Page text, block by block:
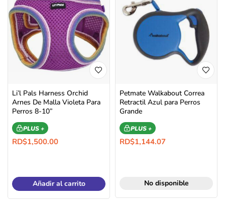
Li’l Pals Harness Orchid
Arnes De Malla Violeta Para
Perros 8-10”
PLUS +
RD$1,500.00
Añadir al carrito
Petmate Walkabout Correa
Retractil Azul para Perros
Grande
PLUS +
RD$1,144.07
No disponible